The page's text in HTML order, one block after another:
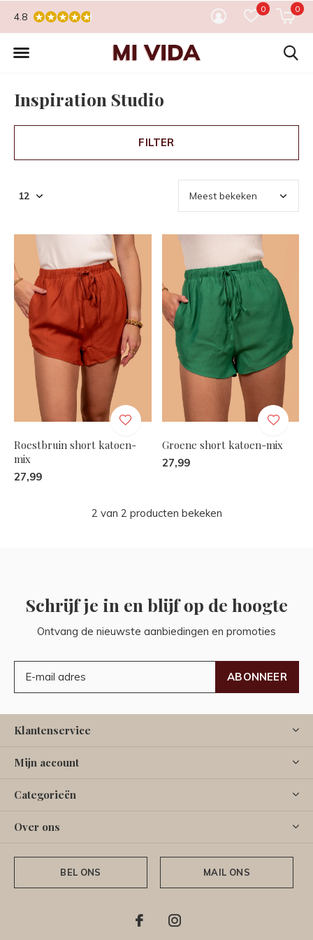
0 0
4.8
Inspiration Studio
FILTER
Roestbruin short katoen-
mix
27,99
Groene short katoen-mix
27,99
2 van 2 producten bekeken
Schrijf je in en blijf op de hoogte
Ontvang de nieuwste aanbiedingen en promoties
ABONNEER
Klantenservice
Mijn account
Categorieën
Over ons
BEL ONS MAIL ONS